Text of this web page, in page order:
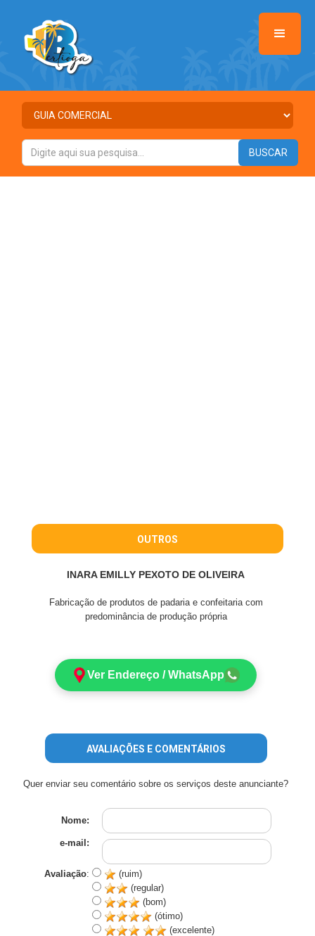
OUTROS
INARA EMILLY PEXOTO DE OLIVEIRA
Fabricação de produtos de padaria e confeitaria com
predominância de produção própria
Ver Endereço / WhatsApp
AVALIAÇÕES E COMENTÁRIOS
Quer enviar seu comentário sobre os serviços deste anunciante?
Nome:
e-mail:
Avaliação:
(ruim)
(regular)
(bom)
(ótimo)
(excelente)